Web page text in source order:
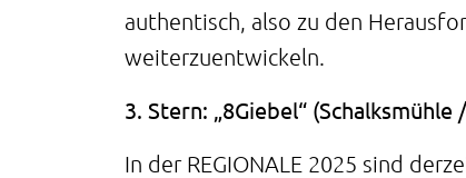
authentisch, also zu den
weiterzuentwickeln.
3. Stern: „8Giebel“
In der REGIONALE 2025 sind